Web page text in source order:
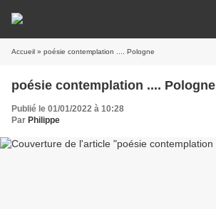
Accueil » poésie contemplation .... Pologne
poésie contemplation .... Pologne
Publié le 01/01/2022 à 10:28
Par Philippe